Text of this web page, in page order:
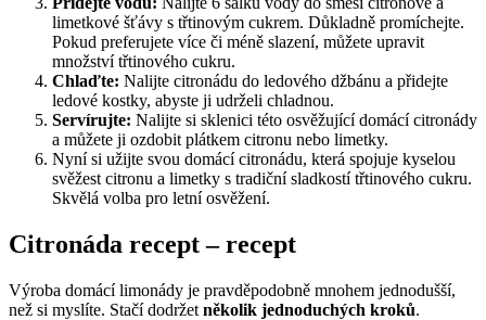
limetkové šťávy s třtinovým cukrem. Důkladně promíchejte.
Pokud preferujete více či méně slazení, můžete upravit
množství třtinového cukru.
Chlaďte: Nalijte citronádu do ledového džbánu a přidejte
ledové kostky, abyste ji udrželi chladnou.
Servírujte: Nalijte si sklenici této osvěžující domácí citronády
a můžete ji ozdobit plátkem citronu nebo limetky.
Nyní si užijte svou domácí citronádu, která spojuje kyselou
svěžest citronu a limetky s tradiční sladkostí třtinového cukru.
Skvělá volba pro letní osvěžení.
Citronáda recept – recept
Výroba domácí limonády je pravděpodobně mnohem jednodušší,
než si myslíte. Stačí dodržet několik jednoduchých kroků.